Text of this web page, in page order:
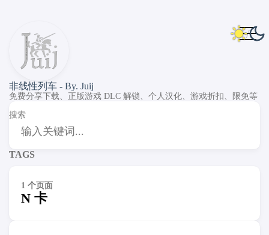
非线性列车 - By. Juij
免费分享下载、正版游戏 DLC 解锁、个人汉化、游戏折扣、限免等
搜索
TAGS
1 个页面
N 卡